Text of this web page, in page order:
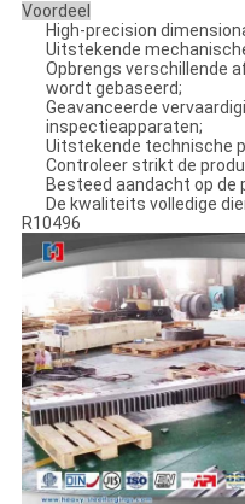
Voordeel
High-precision
Uitstekende
Opbrengs verschillende
wordt gebaseerd;
Geavanceerde
inspectieapparaten;
Uitstekende technische
Controleer strikt de
Besteed aandacht op de
De kwaliteits volledige
R10496